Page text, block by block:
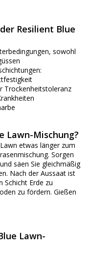
Resilient Blue
sowohl
Trockenheitstoleranz
Lawn-Mischung?
etwas länger zum
Sorgen
säen Sie gleichmäßig
Nach der Aussaat ist
Schicht Erde zu
zu fördern. Gießen
Lawn-